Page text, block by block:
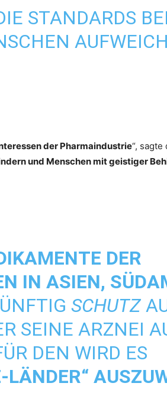
STANDARDS
der Pharmaindustrie“,
und Menschen mit geistiger
DER
IN ASIEN,
SCHUTZ
SEINE ARZNEI
DEN WIRD ES